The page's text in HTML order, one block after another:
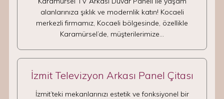
alanlarınıza şıklık ve modernlik katın! Kocaeli
merkezli firmamız, Kocaeli bölgesinde, özellikle
Karamürsel’de, müşterilerimize…
İzmit Televizyon Arkası Panel Çitası
İzmit’teki mekanlarınızı estetik ve fonksiyonel bir